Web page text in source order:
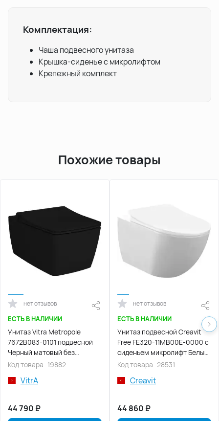
Комплектация:
Чаша подвесного унитаза
Крышка-сиденье с микролифтом
Крепежный комплект
Похожие товары
нет отзывов
ЕСТЬ В НАЛИЧИИ
Унитаз Vitra Metropole
7672B083-0101 подвесной
Черный матовый без
сиденья
Код товара 19882
VitrA
44 790 ₽
нет отзывов
ЕСТЬ В НАЛИЧИИ
Унитаз подвесной Creavit
Free FE320-11MB00E-0000 с
сиденьем микролифт Белый
матовый
Код товара 28531
Creavit
44 860 ₽